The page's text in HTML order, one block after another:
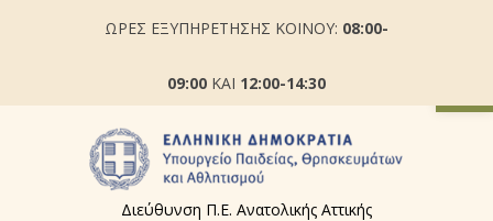
ΩΡΕΣ ΕΞΥΠΗΡΕΤΗΣΗΣ ΚΟΙΝΟΥ: 08:00-
09:00 ΚΑΙ 12:00-14:30
Διεύθυνση Π.Ε. Ανατολικής Αττικής